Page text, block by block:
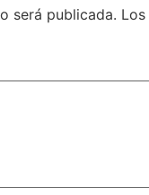
será publicada.